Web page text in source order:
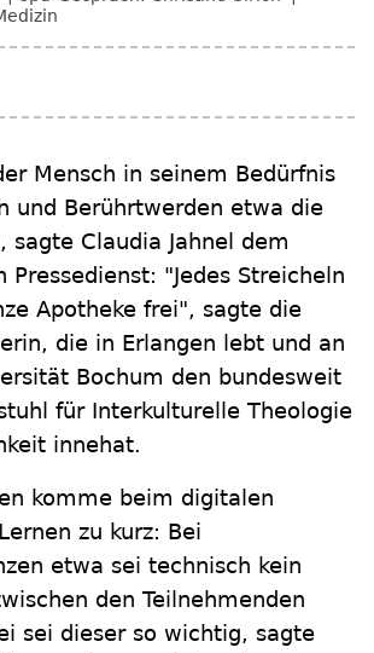
Mensch in seinem Bedürfnis
und Berührtwerden etwa die
sagte Claudia Jahnel dem
Pressedienst: "Jedes Streicheln
Apotheke frei", sagte die
die in Erlangen lebt und an
Bochum den bundesweit
für Interkulturelle Theologie
innehat.
komme beim digitalen
zu kurz: Bei
etwa sei technisch kein
den Teilnehmenden
sei dieser so wichtig, sagte